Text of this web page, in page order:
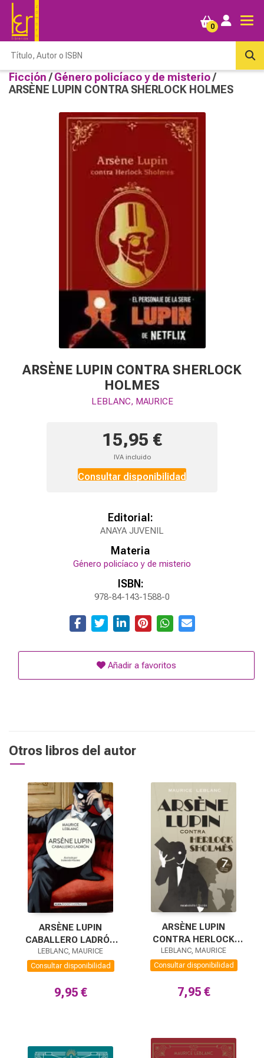
0
Ficción /Género policíaco y de misterio/
ARSÈNE LUPIN CONTRA SHERLOCK HOLMES
ARSÈNE LUPIN CONTRA SHERLOCK
HOLMES
LEBLANC, MAURICE
15,95 €
IVA incluido
Consultar disponibilidad
Editorial:
ANAYA JUVENIL
Materia
Género policíaco y de misterio
ISBN:
978-84-143-1588-0
Añadir a favoritos
Otros libros del autor
ARSÈNE LUPIN
CABALLERO LADRÓN
(POCKET)
LEBLANC, MAURICE
Consultar disponibilidad
9,95 €
ARSÈNE LUPIN
CONTRA HERLOCK
SHOLMÈS
LEBLANC, MAURICE
Consultar disponibilidad
7,95 €